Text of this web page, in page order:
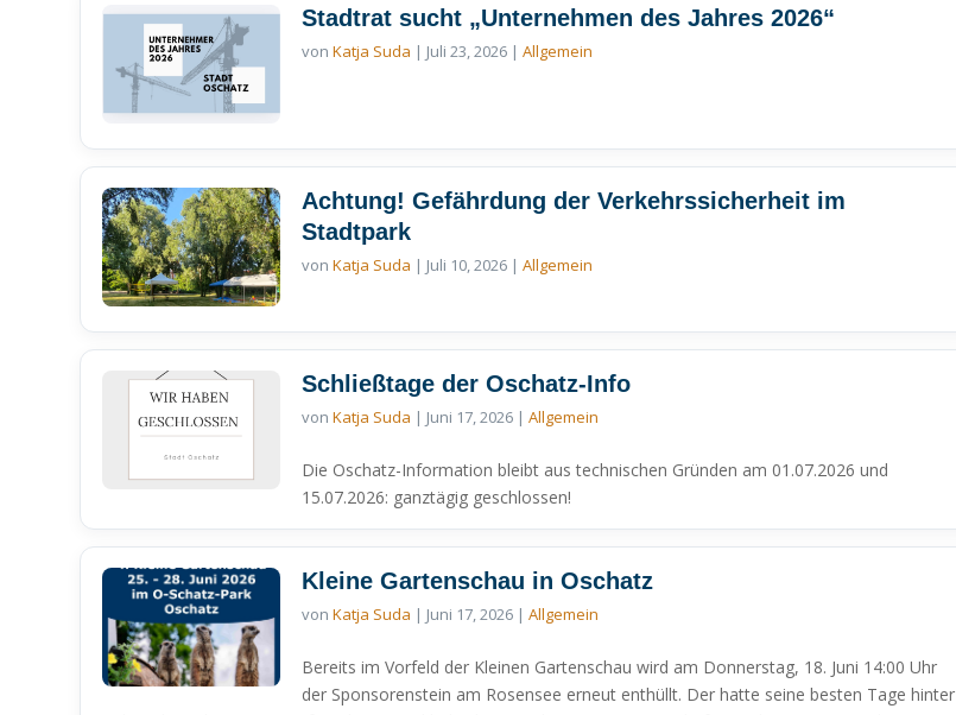
Stadtrat sucht „Unternehmen des Jahres 2026“
vonKatja Suda | Juli 23, 2026 |Allgemein
Achtung! Gefährdung der Verkehrssicherheit im
Stadtpark
vonKatja Suda | Juli 10, 2026 |Allgemein
Schließtage der Oschatz-Info
vonKatja Suda | Juni 17, 2026 |Allgemein
Die Oschatz-Information bleibt aus technischen Gründen am 01.07.2026 und
15.07.2026: ganztägig geschlossen!
Kleine Gartenschau in Oschatz
vonKatja Suda | Juni 17, 2026 |Allgemein
Bereits im Vorfeld der Kleinen Gartenschau wird am Donnerstag, 18. Juni 14:00 Uhr
der Sponsorenstein am Rosensee erneut enthüllt. Der hatte seine besten Tage hinter